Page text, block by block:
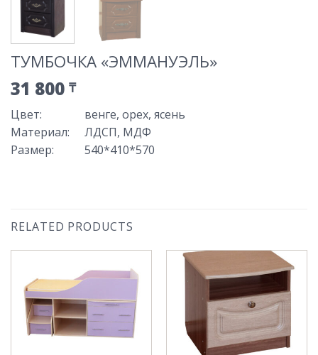
ТУМБОЧКА «ЭММАНУЭЛЬ»
31 800 ₸
Цвет:
венге, орех, ясень
Материал:
ЛДСП, МДФ
Размер: 540*410*570
RELATED PRODUCTS